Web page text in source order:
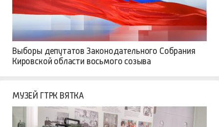
Выборы депутатов Законодательного Собрания
Кировской области восьмого созыва
МУЗЕЙ ГТРК ВЯТКА